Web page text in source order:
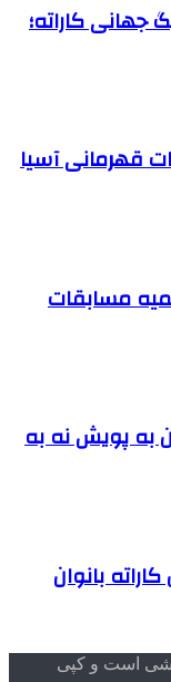
جهانی کاراته؛
قهرمانی آسیا
ما کسب هر ۵ سهمیه مسابقات
به پویش نه به
بانوان
است و کپی